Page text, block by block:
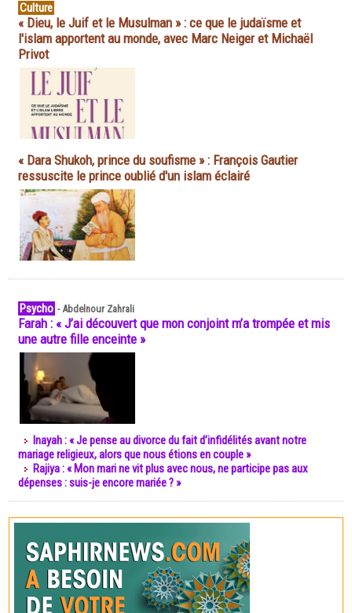
Culture
« Dieu, le Juif et le Musulman » : ce que le judaïsme et
l'islam apportent au monde, avec Marc Neiger et Michaël
Privot
« Dara Shukoh, prince du soufisme » : François Gautier
ressuscite le prince oublié d'un islam éclairé
Psycho -Abdelnour Zahrali
Farah : « J’ai découvert que mon conjoint m’a trompée et mis
une autre fille enceinte »
Inayah : « Je pense au divorce du fait d’infidélités avant notre
mariage religieux, alors que nous étions en couple »
Rajiya : « Mon mari ne vit plus avec nous, ne participe pas aux
dépenses : suis-je encore mariée ? »